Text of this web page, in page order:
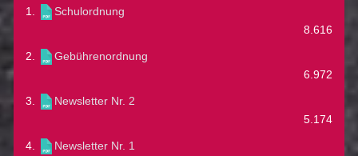
1.
Schulordnung
8.616
2.
Gebührenordnung
6.972
3.
Newsletter Nr. 2
5.174
4.
Newsletter Nr. 1